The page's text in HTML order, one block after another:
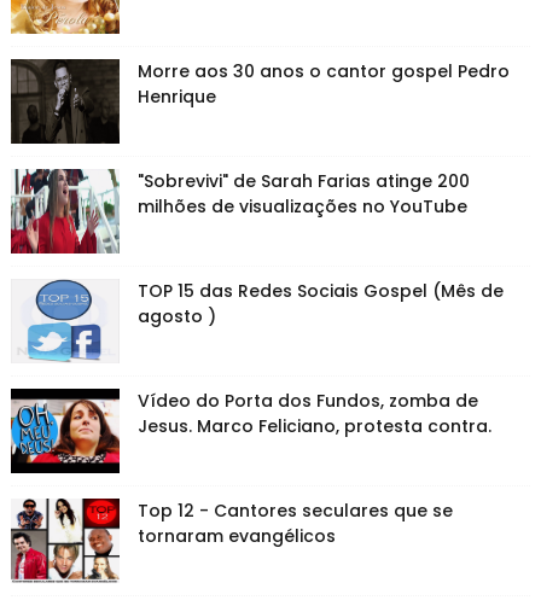
Morre aos 30 anos o cantor gospel Pedro
Henrique
"Sobrevivi" de Sarah Farias atinge 200
milhões de visualizações no YouTube
TOP 15 das Redes Sociais Gospel (Mês de
agosto )
Vídeo do Porta dos Fundos, zomba de
Jesus. Marco Feliciano, protesta contra.
Top 12 - Cantores seculares que se
tornaram evangélicos